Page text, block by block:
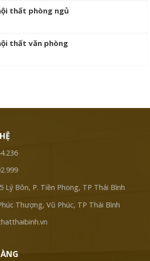
thất phòng ngủ
thất văn phòng
Lý Bôn, P. Tiền Phong, TP Thái Bình
Thượng, Vũ Phúc, TP Thái Bình